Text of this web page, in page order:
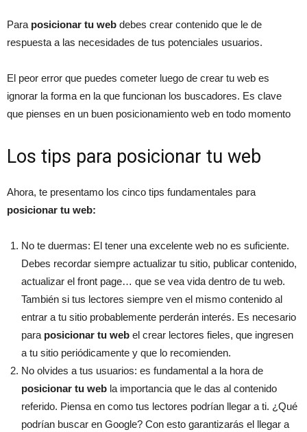
Para posicionar tu web debes crear contenido que le de
respuesta a las necesidades de tus potenciales usuarios.
El peor error que puedes cometer luego de crear tu web es
ignorar la forma en la que funcionan los buscadores. Es clave
que pienses en un buen posicionamiento web en todo momento
Los tips para posicionar tu web
Ahora, te presentamo los cinco tips fundamentales para
posicionar tu web:
No te duermas: El tener una excelente web no es suficiente.
Debes recordar siempre actualizar tu sitio, publicar contenido,
actualizar el front page… que se vea vida dentro de tu web.
También si tus lectores siempre ven el mismo contenido al
entrar a tu sitio probablemente perderán interés. Es necesario
para posicionar tu web el crear lectores fieles, que ingresen
a tu sitio periódicamente y que lo recomienden.
No olvides a tus usuarios: es fundamental a la hora de
posicionar tu web la importancia que le das al contenido
referido. Piensa en como tus lectores podrían llegar a ti. ¿Qué
podrían buscar en Google? Con esto garantizarás el llegar a